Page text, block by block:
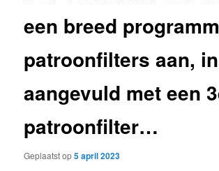
een breed
patroonfilters aan,
aangevuld met een
patroonfilter…
Geplaatst op5 april 2023